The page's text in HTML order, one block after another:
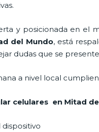
y posicionada en el
del Mundo, está
dudas que se
a nivel local
celulares en Mitad